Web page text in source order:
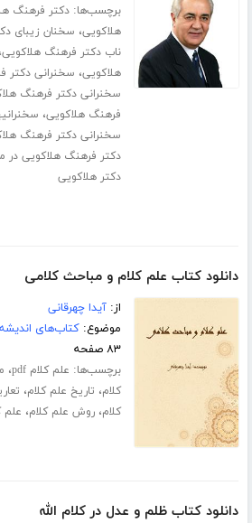
برچسب‌ها:دکتر فرهنگ
هلاکویی، سخنان زیبای
ناب دکتر فرهنگ هلاکویی
هلاکویی، سخنرانی دکتر
سخنرانی دکتر فرهنگ
فرهنگ هلاکویی،
سخنرانی دکتر فرهنگ
دکتر فرهنگ هلاکویی
دکتر هلاکویی
دانلود کتاب علم کلام و مباحث کلامی
از:آیدا چهرقانی
موضوع:کتاب‌های
۸۳ صفحه
برچسب‌ها: علم کلام pdf ،
کلام، تاریخ علم کلام،
کلام،روش علم کلام، علم
دانلود کتاب ظلم و عدل در کلام الله